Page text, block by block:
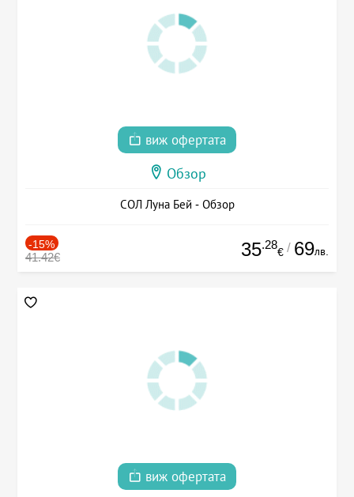
виж офертата
Обзор
СОЛ Луна Бей - Обзор
-15%
41.42€ 35.28
€ / 69лв.
виж офертата